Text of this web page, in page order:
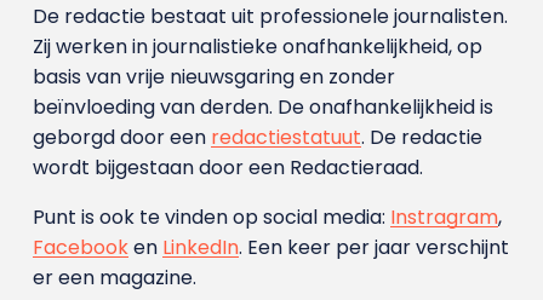
De redactie bestaat uit professionele journalisten.
Zij werken in journalistieke onafhankelijkheid, op
basis van vrije nieuwsgaring en zonder
beïnvloeding van derden. De onafhankelijkheid is
geborgd door een redactiestatuut. De redactie
wordt bijgestaan door een Redactieraad.
Punt is ook te vinden op social media: Instragram,
Facebooken LinkedIn. Een keer per jaar verschijnt
er een magazine.